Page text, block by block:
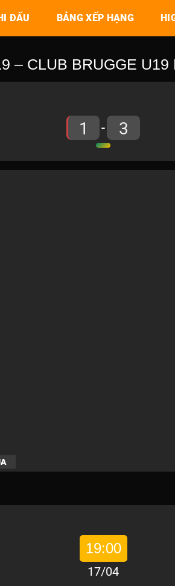
ĐẤU BẢNG XẾP HẠNG
– CLUB BRUGGE
1 - 3
19:00
17/04